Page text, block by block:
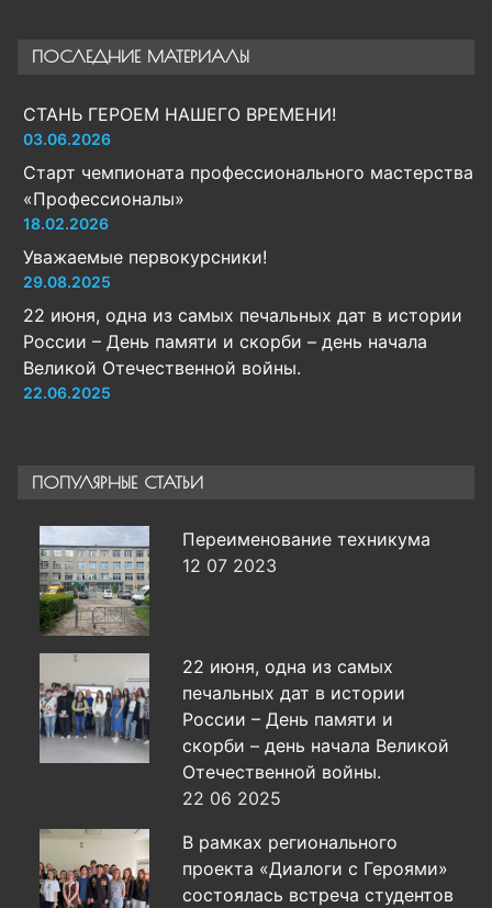
ПОСЛЕДНИЕ МАТЕРИАЛЫ
СТАНЬ ГЕРОЕМ НАШЕГО ВРЕМЕНИ!
03.06.2026
Старт чемпионата профессионального мастерства
«Профессионалы»
18.02.2026
Уважаемые первокурсники!
29.08.2025
22 июня, одна из самых печальных дат в истории
России – День памяти и скорби – день начала
Великой Отечественной войны.
22.06.2025
ПОПУЛЯРНЫЕ СТАТЬИ
Переименование техникума
12 07 2023
22 июня, одна из самых
печальных дат в истории
России – День памяти и
скорби – день начала Великой
Отечественной войны.
22 06 2025
В рамках регионального
проекта «Диалоги с Героями»
состоялась встреча студентов